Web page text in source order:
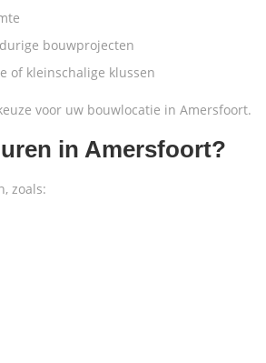
bouwprojecten
of kleinschalige klussen
voor uw bouwlocatie in Amersfoort.
in Amersfoort?
zoals: